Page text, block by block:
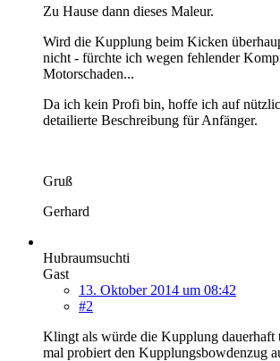
Zu Hause dann dieses Maleur.
Wird die Kupplung beim Kicken
nicht - fürchte ich wegen fehlender
Motorschaden...
Da ich kein Profi bin, hoffe ich auf
detailierte Beschreibung für Anfänger.
Gruß
Gerhard
Hubraumsuchti
Gast
13. Oktober 2014 um 08:42
#2
Klingt als würde die Kupplung dauerhaft
mal probiert den Kupplungsbowdenzug